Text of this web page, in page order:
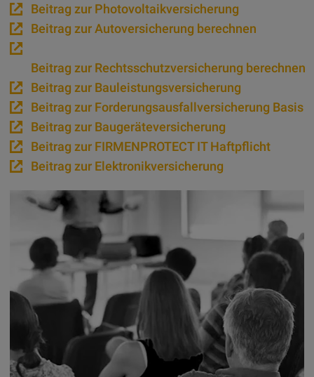
Beitrag zur Photovoltaikversicherung
Beitrag zur Autoversicherung berechnen
Beitrag zur Rechtsschutzversicherung berechnen
Beitrag zur Bauleistungsversicherung
Beitrag zur Forderungsausfallversicherung Basis
Beitrag zur Baugeräteversicherung
Beitrag zur FIRMENPROTECT IT Haftpflicht
Beitrag zur Elektronikversicherung